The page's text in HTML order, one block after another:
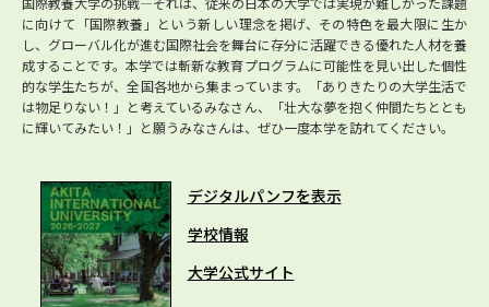
に向けて「国際教養」という新しい理念を掲げ、その特色を最大限に生か
し、グローバル化が進む国際社会を舞台に存分に活躍できる優れた人材を養
成することです。本学では斬新な教育プログラムに可能性を見い出した個性
的な学生たちが、全国各地から集まっています。「ありきたりの大学生活で
は物足りない！」と考えているみなさん、「壮大な夢を抱く仲間たちととも
に輝いてみたい！」と願うみなさんは、ぜひ一度本学を訪れてください。
デジタルパンフを表示
学校情報
大学公式サイト